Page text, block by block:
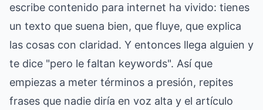
escribe contenido para internet ha vivido: tienes
un texto que suena bien, que fluye, que explica
las cosas con claridad. Y entonces llega alguien y
te dice "pero le faltan keywords". Así que
empiezas a meter términos a presión, repites
frases que nadie diría en voz alta y el artículo